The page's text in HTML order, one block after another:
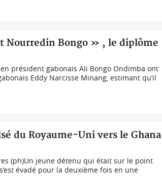
Nourredin Bongo » , le diplôme
président gabonais Ali Bongo Ondimba ont
Eddy Narcisse Minang, estimant qu’il
du Royaume-Uni vers le Ghana
(ph)Un jeune détenu qui était sur le point
évadé pour la deuxième fois en une